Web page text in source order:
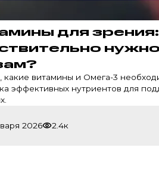
для
какие витамины и Омега-3
эффективных нутриентов для
2026 2.4к